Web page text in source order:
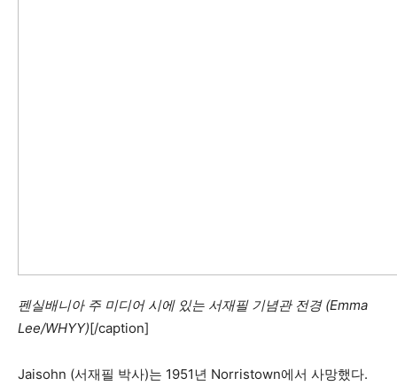
펜실배니아 주 미디어 시에 있는 서재필 기념관 전경 (Emma
Lee/WHYY)[/caption]
Jaisohn (서재필 박사)는 1951년 Norristown에서 사망했다.